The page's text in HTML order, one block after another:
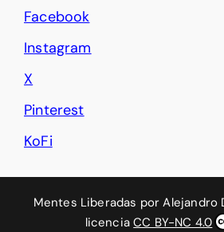
Facebook
Instagram
X
Pinterest
KoFi
Mentes Liberadas porAlejandro
licenciaCC BY-NC 4.0